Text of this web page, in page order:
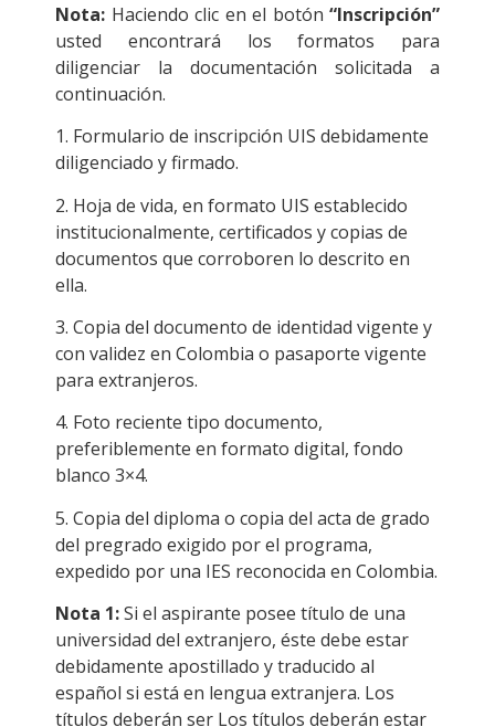
Nota: Haciendo clic en el botón “Inscripción”
usted encontrará los formatos para
diligenciar la documentación solicitada a
continuación.
1. Formulario de inscripción UIS debidamente
diligenciado y firmado.
2. Hoja de vida, en formato UIS establecido
institucionalmente, certificados y copias de
documentos que corroboren lo descrito en
ella.
3. Copia del documento de identidad vigente y
con validez en Colombia o pasaporte vigente
para extranjeros.
4. Foto reciente tipo documento,
preferiblemente en formato digital, fondo
blanco 3×4.
5. Copia del diploma o copia del acta de grado
del pregrado exigido por el programa,
expedido por una IES reconocida en Colombia.
Nota 1:Si el aspirante posee título de una
universidad del extranjero, éste debe estar
debidamente apostillado y traducido al
español si está en lengua extranjera. Los
títulos deberán ser Los títulos deberán estar